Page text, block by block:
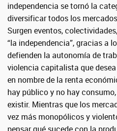
independencia se tornó la
diversificar todos los
Surgen eventos,
“la independencia”, gracias a
defienden la autonomía de
violencia capitalista que
en nombre de la renta
hay público y no hay
existir. Mientras que los
vez más monopólicos y